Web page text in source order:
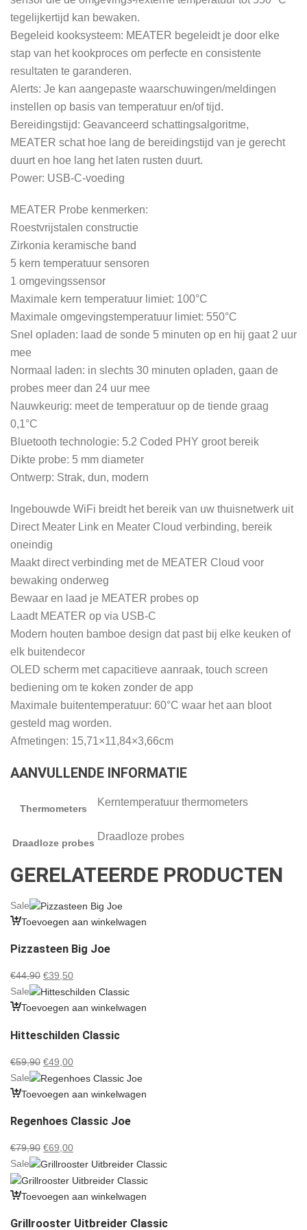
tegelijkertijd kan bewaken.
Begeleid kooksysteem: MEATER begeleidt je door elke
stap van het kookproces om perfecte en consistente
resultaten te garanderen.
Alerts: Je kan aangepaste waarschuwingen/meldingen
instellen op basis van temperatuur en/of tijd.
Bereidingstijd: Geavanceerd schattingsalgoritme,
MEATER schat hoe lang de bereidingstijd van je gerecht
duurt en hoe lang het laten rusten duurt.
Power: USB-C-voeding
MEATER Probe kenmerken:
Roestvrijstalen constructie
Zirkonia keramische band
5 kern temperatuur sensoren
1 omgevingssensor
Maximale kern temperatuur limiet: 100°C
Maximale omgevingstemperatuur limiet: 550°C
Snel opladen: laad de sonde 5 minuten op en hij gaat 2 uur
mee
Normaal laden: in slechts 30 minuten opladen, gaan de
probes meer dan 24 uur mee
Nauwkeurig: meet de temperatuur op de tiende graag
0,1°C
Bluetooth technologie: 5.2 Coded PHY groot bereik
Dikte probe: 5 mm diameter
Ontwerp: Strak, dun, modern
Ingebouwde WiFi breidt het bereik van uw thuisnetwerk uit
Direct Meater Link en Meater Cloud verbinding, bereik
oneindig
Maakt direct verbinding met de MEATER Cloud voor
bewaking onderweg
Bewaar en laad je MEATER probes op
Laadt MEATER op via USB-C
Modern houten bamboe design dat past bij elke keuken of
elk buitendecor
OLED scherm met capacitieve aanraak, touch screen
bediening om te koken zonder de app
Maximale buitentemperatuur: 60°C waar het aan bloot
gesteld mag worden.
Afmetingen: 15,71×11,84×3,66cm
AANVULLENDE INFORMATIE
Thermometers
Kerntemperatuur thermometers
Draadloze probes
Draadloze probes
GERELATEERDE PRODUCTEN
Sale
Toevoegen aan winkelwagen
Pizzasteen Big Joe
€44,90 Oorspronkelijke
prijs
was:
€39,50Huidige
prijs
is:
Sale
Toevoegen aan winkelwagen
Hitteschilden Classic
€59,90 Oorspronkelijke
prijs
was:
€49,00Huidige
prijs
is:
Sale
Toevoegen aan winkelwagen
Regenhoes Classic Joe
€79,90 Oorspronkelijke
prijs
was:
€79,90.
€69,00Huidige
prijs
is:
€69,00.
Sale
Toevoegen aan winkelwagen
Grillrooster Uitbreider Classic